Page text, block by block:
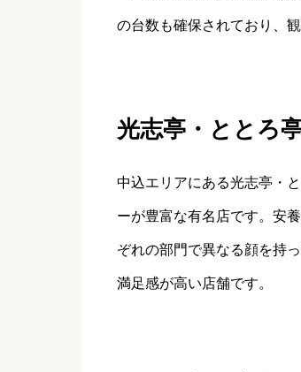
の台数も確保されており、
光志亭・ととろ
中込エリアにある光志亭・
ーが豊富な有名店です。安
ぞれの部門で異なる顔を持
満足感が高い店舗です。